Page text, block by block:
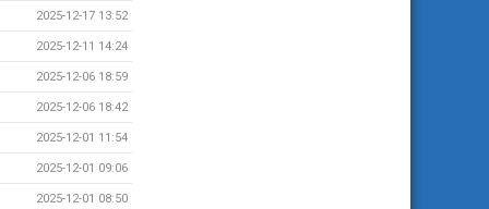
2025-12-17 13:52
2025-12-11 14:24
2025-12-06 18:59
2025-12-06 18:42
2025-12-01 11:54
2025-12-01 09:06
2025-12-01 08:50